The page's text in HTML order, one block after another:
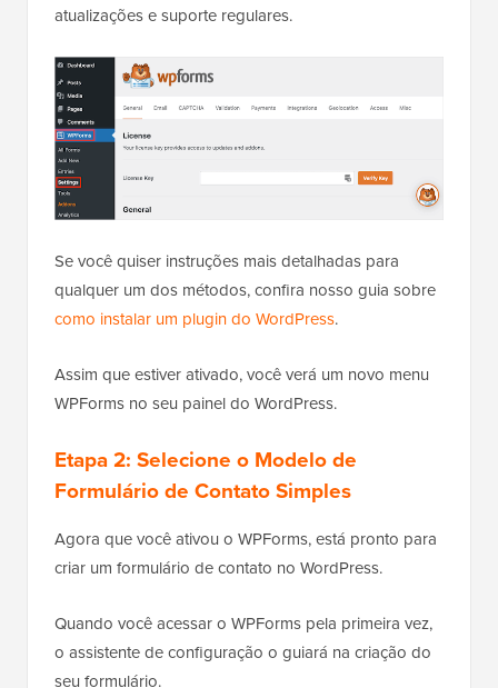
atualizações e suporte regulares.
Se você quiser instruções mais detalhadas para
qualquer um dos métodos, confira nosso guia sobre
como instalar um plugin do WordPress.
Assim que estiver ativado, você verá um novo menu
WPForms no seu painel do WordPress.
Etapa 2: Selecione o Modelo de
Formulário de Contato Simples
Agora que você ativou o WPForms, está pronto para
criar um formulário de contato no WordPress.
Quando você acessar o WPForms pela primeira vez,
o assistente de configuração o guiará na criação do
seu formulário.